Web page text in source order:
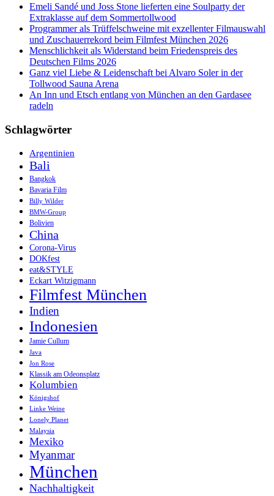
Hauptstadt
Santiago
Chile
Emeli Sandé und Joss Stone lieferten eine Soulparty der
Extraklasse auf dem Sommertollwood
Programmer als Trüffelschweine mit exzellenter Filmauswahl
und Zuschauerrekord beim Filmfest München 2026
Menschlichkeit als Widerstand beim Friedenspreis des
Deutschen Films 2026
Ganz viel Liebe & Leidenschaft bei Alvaro Soler in der
Tollwood Sauna Arena
An Inn und Etsch entlang von München an den Gardasee
radeln
Schlagwörter
Argentinien
Bali
Bangkok
Bavaria Film
Billy Wilder
BMW-Group
Bolivien
China
Corona-Virus
DOKfest
eat&STYLE
Eckart Witzigmann
Filmfest München
Indien
Indonesien
Jamie Cullum
Java
Jon Rose
Klassik am Odeonsplatz
Kolumbien
Königshof
Linke Weine
Lonely Planet
Malaysia
Mexiko
Myanmar
München
Nachhaltigkeit